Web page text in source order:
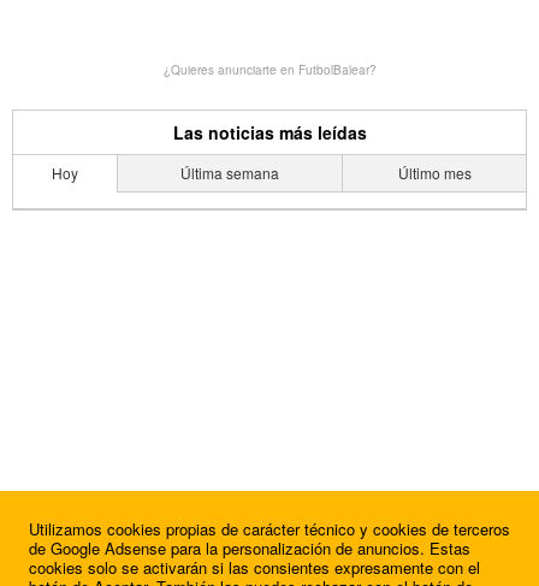
¿Quieres anunciarte en FutbolBalear?
Las noticias más leídas
Hoy Última semana Último mes
Utilizamos cookies propias de carácter técnico y cookies de terceros
de Google Adsense para la personalización de anuncios. Estas
cookies solo se activarán si las consientes expresamente con el